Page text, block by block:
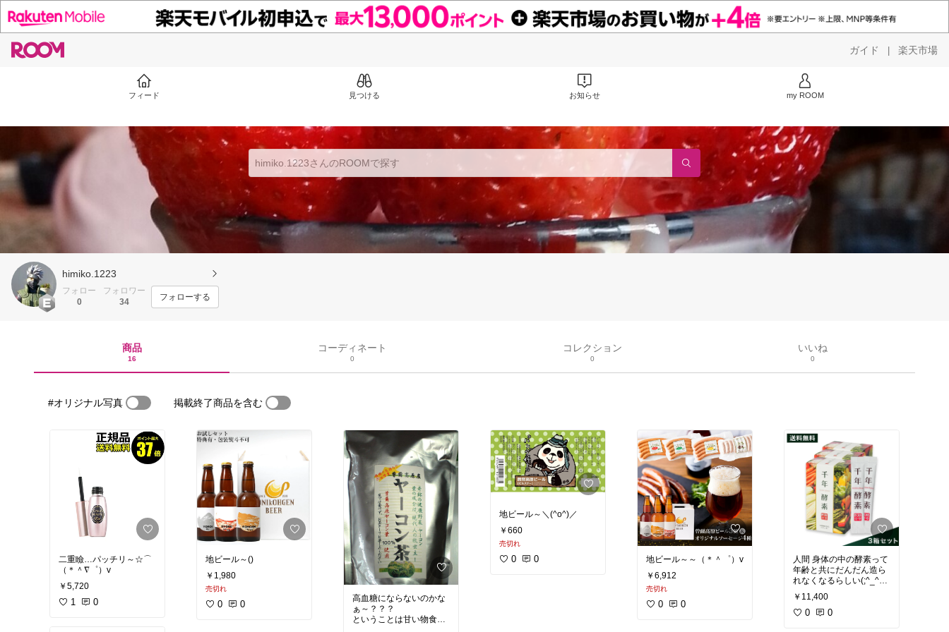
ガイド | 楽天市場
フィード 見つける お知らせ my ROOM
himiko.1223
フォロー
0
フォロワー
34
フォローする
商品
16
コーディネート
0
コレクション
0
いいね
0
#オリジナル写真 掲載終了商品を含む
二重瞼…パッチリ～☆⌒
（＊＾∇゜）v
￥5,720
1 0
地ビール～()
￥1,980
売切れ
0 0
高血糖にならないのかな
ぁ～？？？
ということは甘い物食べ
地ビール～＼(^o^)／
￥660
売切れ
0 0
地ビール～～（＊＾゜）v
￥6,912
売切れ
0 0
人間 身体の中の酵素って
年齢と共にだんだん造ら
れなくなるらしい(;^_^A
外から どんどん補充して
￥11,400
0 0